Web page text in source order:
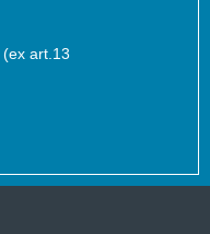
(ex art.13